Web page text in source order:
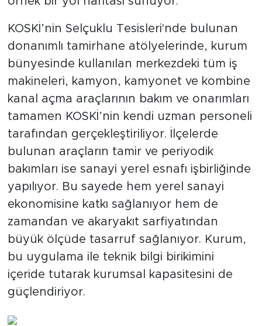
KOSKİ’nin Selçuklu Tesisleri'nde bulunan
donanımlı tamirhane atölyelerinde, kurum
bünyesinde kullanılan merkezdeki tüm iş
makineleri, kamyon, kamyonet ve kombine
kanal açma araçlarının bakım ve onarımları
tamamen KOSKİ’nin kendi uzman personeli
tarafından gerçekleştiriliyor. İlçelerde
bulunan araçların tamir ve periyodik
bakımları ise sanayi yerel esnafı işbirliğinde
yapılıyor. Bu sayede hem yerel sanayi
ekonomisine katkı sağlanıyor hem de
zamandan ve akaryakıt sarfiyatından
büyük ölçüde tasarruf sağlanıyor. Kurum,
bu uygulama ile teknik bilgi birikimini
içeride tutarak kurumsal kapasitesini de
güçlendiriyor.